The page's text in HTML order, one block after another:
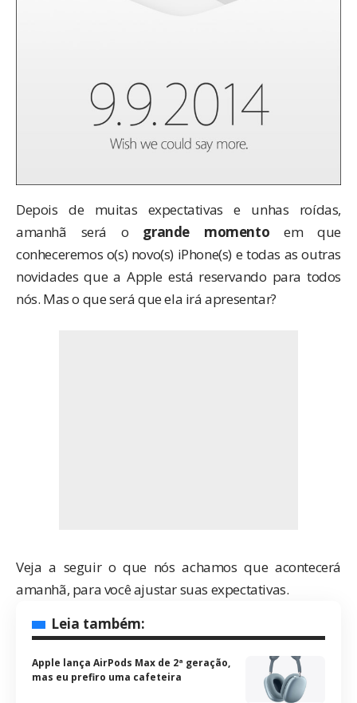
Depois de muitas expectativas e unhas roídas,
amanhã será o grande momento em que
conheceremos o(s) novo(s) iPhone(s) e todas as outras
novidades que a Apple está reservando para todos
nós. Mas o que será que ela irá apresentar?
Veja a seguir o que nós achamos que acontecerá
amanhã, para você ajustar suas expectativas.
Leia também:
Apple lança AirPods Max de 2ª geração,
mas eu prefiro uma cafeteira